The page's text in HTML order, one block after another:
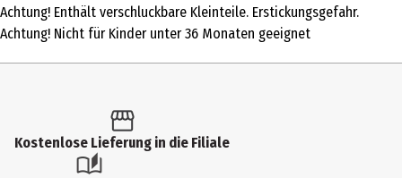
Produkttyp
Altersempfehlung bis
Achtung! Enthält verschluckbare Kleinteile. Erstickungsgefahr.
Achtung! Nicht für Kinder unter 36 Monaten geeignet
Kostenlose Lieferung in die Filiale